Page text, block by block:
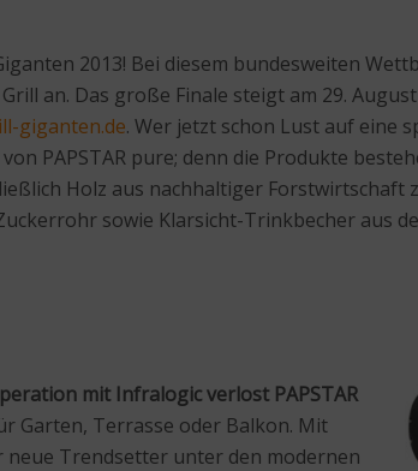
2013! Bei diesem bundesweiten
an. Das große Finale steigt am 29.
giganten.de. Wer jetzt schon Lust auf eine
PAPSTAR pure; denn die Produkte
Holz aus nachhaltiger Forstwirtschaft
sowie Klarsicht-Trinkbecher aus
mit Infralogic verlost PAPSTAR
Garten, Terrasse oder Balkon. Mit
Trendsetter unter den modernen